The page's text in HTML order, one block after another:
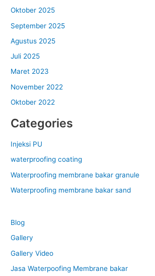
Oktober 2025
September 2025
Agustus 2025
Juli 2025
Maret 2023
November 2022
Oktober 2022
Categories
Injeksi PU
waterproofing coating
Waterproofing membrane bakar granule
Waterproofing membrane bakar sand
Blog
Gallery
Gallery Video
Jasa Waterpoofing Membrane bakar